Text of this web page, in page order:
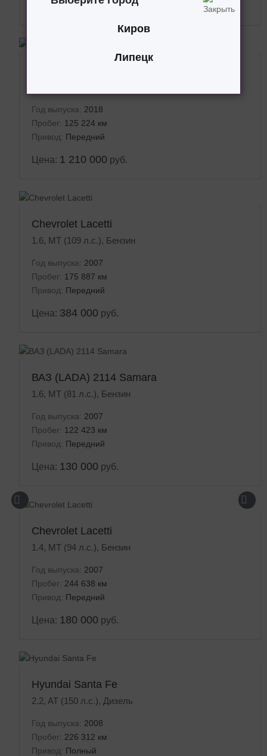
Киров
Липецк
Цена:930 000 руб.
Год выпуска: 2018
Пробег: 125 224 км
Привод: Передний
Цена: 1 210 000 руб.
Chevrolet Lacetti
1.6, MT (109 л.с.), Бензин
Год выпуска: 2007
Пробег: 175 887 км
Привод: Передний
Цена: 384 000 руб.
ВАЗ (LADA) 2114 Samara
1.6, MT (81 л.с.), Бензин
Год выпуска: 2007
Пробег: 122 423 км
Привод: Передний
Цена: 130 000 руб.
Chevrolet Lacetti
1.4, MT (94 л.с.), Бензин
Год выпуска: 2007
Пробег: 244 638 км
Привод: Передний
Цена: 180 000 руб.
Hyundai Santa Fe
2.2, AT (150 л.с.), Дизель
Год выпуска: 2008
Пробег: 226 312 км
Привод: Полный